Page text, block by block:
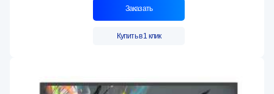
Заказать
Купить в 1 клик